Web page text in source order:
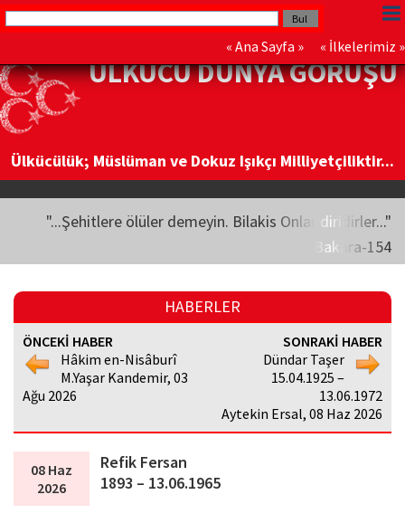
« Ana Sayfa » « İlkelerimiz »
ÜLKÜCÜ DÜNYA GÖRÜŞÜ
Ülkücülük; Müslüman ve Dokuz Işıkçı Milliyetçiliktir...
"...Şehitlere ölüler demeyin. Bilakis Onlar diridirler..."
Bakara-154
HABERLER
ÖNCEKİ HABER
Hâkim en-Nisâburî
M.Yaşar Kandemir, 03
Ağu 2026
SONRAKİ HABER
Dündar Taşer
15.04.1925 –
13.06.1972
Aytekin Ersal, 08 Haz 2026
08 Haz
2026
Refik Fersan
1893 – 13.06.1965